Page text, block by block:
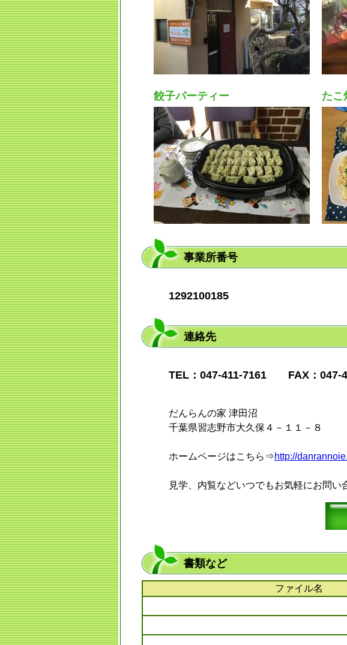
餃子パーティー たこ
事業所番号
1292100185
連絡先
TEL：047-411-7161 FAX：047-
だんらんの家 津田沼
千葉県習志野市大久保４－１１－８
ホームページはこちら⇒http://
見学、内覧などいつでもお気軽にお問い
書類など
ファイル名